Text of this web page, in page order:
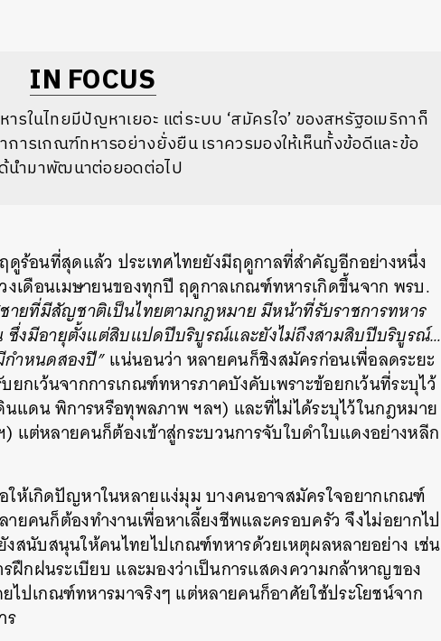
IN FOCUS
ในไทยมีปัญหาเยอะ แต่ระบบ ‘สมัครใจ’ ของสหรัฐอเมริกาก็
ารเกณฑ์ทหารอย่างยั่งยืน เราควรมองให้เห็นทั้งข้อดีและข้อ
ด้นำมาพัฒนาต่อยอดต่อไป
ร้อนที่สุดแล้ว ประเทศไทยยังมีฤดูกาลที่สำคัญอีกอย่างหนึ่ง
งเดือนเมษายนของทุกปี ฤดูกาลเกณฑ์ทหารเกิดขึ้นจาก พรบ.
ายที่มีสัญชาติเป็นไทยตามกฎหมาย มีหน้าที่รับราชการทหาร
ซึ่งมีอายุตั้งแต่สิบแปดปีบริบูรณ์และยังไม่ถึงสามสิบปีบริบูรณ์…
กำหนดสองปี”แน่นอนว่า หลายคนก็ชิงสมัครก่อนเพื่อลดระยะ
ยกเว้นจากการเกณฑ์ทหารภาคบังคับเพราะข้อยกเว้นที่ระบุไว้
แดน พิการหรือทุพลภาพ ฯลฯ) และที่ไม่ได้ระบุไว้ในกฎหมาย
แต่หลายคนก็ต้องเข้าสู่กระบวนการจับใบดำใบแดงอย่างหลีก
ห้เกิดปัญหาในหลายแง่มุม บางคนอาจสมัครใจอยากเกณฑ์
ายคนก็ต้องทำงานเพื่อหาเลี้ยงชีพและครอบครัว จึงไม่อยากไป
สนับสนุนให้คนไทยไปเกณฑ์ทหารด้วยเหตุผลหลายอย่าง เช่น
ฝึกฝนระเบียบ และมองว่าเป็นการแสดงความกล้าหาญของ
ไปเกณฑ์ทหารมาจริงๆ แต่หลายคนก็อาศัยใช้ประโยชน์จาก
ร